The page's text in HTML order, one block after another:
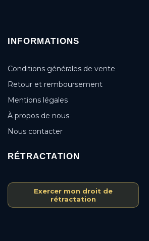
INFORMATIONS
Conditions générales de vente
Retour et remboursement
Mentions légales
À propos de nous
Nous contacter
RÉTRACTATION
Exercer mon droit de
rétractation